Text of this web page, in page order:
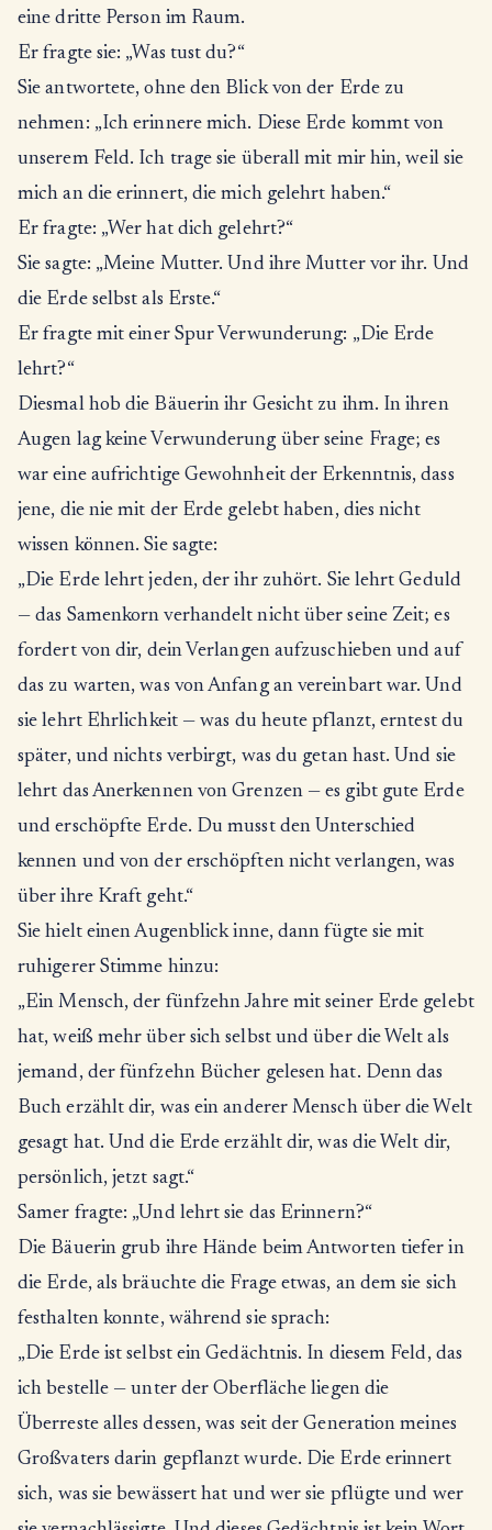
eine dritte Person im Raum.
Er fragte sie: „Was tust du?“
Sie antwortete, ohne den Blick von der Erde zu
nehmen: „Ich erinnere mich. Diese Erde kommt von
unserem Feld. Ich trage sie überall mit mir hin, weil sie
mich an die erinnert, die mich gelehrt haben.“
Er fragte: „Wer hat dich gelehrt?“
Sie sagte: „Meine Mutter. Und ihre Mutter vor ihr. Und
die Erde selbst als Erste.“
Er fragte mit einer Spur Verwunderung: „Die Erde
lehrt?“
Diesmal hob die Bäuerin ihr Gesicht zu ihm. In ihren
Augen lag keine Verwunderung über seine Frage; es
war eine aufrichtige Gewohnheit der Erkenntnis, dass
jene, die nie mit der Erde gelebt haben, dies nicht
wissen können. Sie sagte:
„Die Erde lehrt jeden, der ihr zuhört. Sie lehrt Geduld
— das Samenkorn verhandelt nicht über seine Zeit; es
fordert von dir, dein Verlangen aufzuschieben und auf
das zu warten, was von Anfang an vereinbart war. Und
sie lehrt Ehrlichkeit — was du heute pflanzt, erntest du
später, und nichts verbirgt, was du getan hast. Und sie
lehrt das Anerkennen von Grenzen — es gibt gute Erde
und erschöpfte Erde. Du musst den Unterschied
kennen und von der erschöpften nicht verlangen, was
über ihre Kraft geht.“
Sie hielt einen Augenblick inne, dann fügte sie mit
ruhigerer Stimme hinzu:
„Ein Mensch, der fünfzehn Jahre mit seiner Erde gelebt
hat, weiß mehr über sich selbst und über die Welt als
jemand, der fünfzehn Bücher gelesen hat. Denn das
Buch erzählt dir, was ein anderer Mensch über die Welt
gesagt hat. Und die Erde erzählt dir, was die Welt dir,
persönlich, jetzt sagt.“
Samer fragte: „Und lehrt sie das Erinnern?“
Die Bäuerin grub ihre Hände beim Antworten tiefer in
die Erde, als bräuchte die Frage etwas, an dem sie sich
festhalten konnte, während sie sprach:
„Die Erde ist selbst ein Gedächtnis. In diesem Feld, das
ich bestelle — unter der Oberfläche liegen die
Überreste alles dessen, was seit der Generation meines
Großvaters darin gepflanzt wurde. Die Erde erinnert
sich, was sie bewässert hat und wer sie pflügte und wer